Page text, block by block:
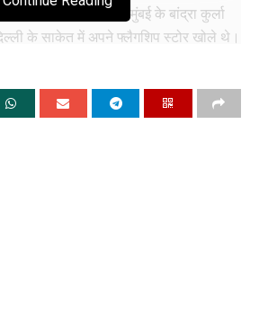
इससे पहले कंपनी ने मुंबई के बांद्रा कुर्ला
के साकेत में अपने फ्लैगशिप स्टोर खोले थे।
भारत में Apple के कुल छह स्टोर हो जाएंगे,